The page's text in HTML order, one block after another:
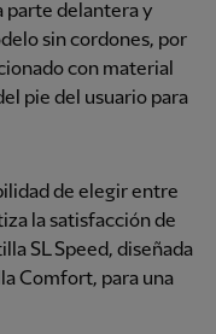
parte delantera y
sin cordones, por
con material
pie del usuario para
de elegir entre
la satisfacción de
SL Speed, diseñada
Comfort, para una